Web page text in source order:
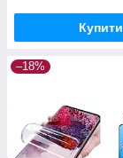
Купити
–18%